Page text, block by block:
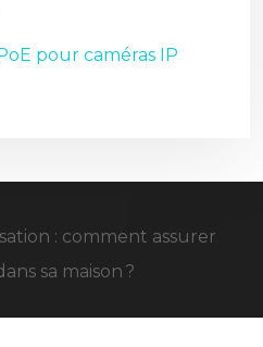
pour caméras IP
: comment assurer
sa maison ?